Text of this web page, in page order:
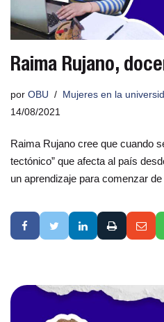
Raima Rujano,
por OBU Mujeres en la
14/08/2021
Raima Rujano cree que cuando
tectónico” que afecta al país
un aprendizaje para comenzar